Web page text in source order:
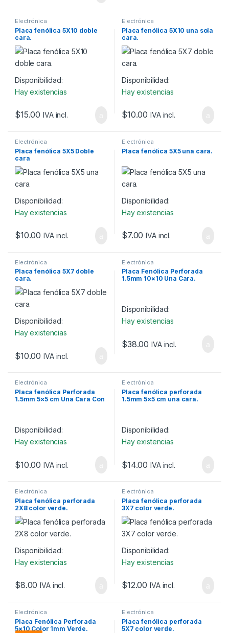
Electrónica
Placa fenólica 5X10 doble
cara.
Disponibilidad:
Hay existencias
$15.00 IVA incl.
Electrónica
Placa fenólica 5X10 una sola
cara.
Disponibilidad:
Hay existencias
$10.00 IVA incl.
Electrónica
Placa fenólica 5X5 Doble
cara
Disponibilidad:
Hay existencias
$10.00 IVA incl.
Electrónica
Placa fenólica 5X5 una cara.
Disponibilidad:
Hay existencias
$7.00 IVA incl.
Electrónica
Placa fenólica 5X7 doble
cara.
Disponibilidad:
Hay existencias
$10.00 IVA incl.
Electrónica
Placa Fenólica Perforada
1.5mm 10×10 Una Cara.
Disponibilidad:
Hay existencias
$38.00 IVA incl.
Electrónica
Placa fenólica Perforada
1.5mm 5×5 cm Una Cara Con
Disponibilidad:
Hay existencias
$10.00 IVA incl.
Electrónica
Placa fenólica perforada
1.5mm 5×5 cm una cara.
Disponibilidad:
Hay existencias
$14.00 IVA incl.
Electrónica
Placa fenólica perforada
2X8 color verde.
Disponibilidad:
Hay existencias
$8.00 IVA incl.
Electrónica
Placa fenólica perforada
3X7 color verde.
Disponibilidad:
Hay existencias
$12.00 IVA incl.
Electrónica
Placa Fenólica Perforada
5×10 Color 1mm Verde.
Electrónica
Placa fenólica perforada
5X7 color verde.